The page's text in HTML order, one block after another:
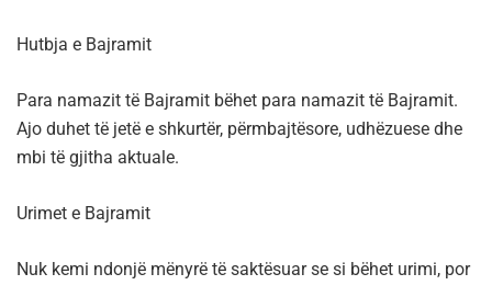
Hutbja e Bajramit
Para namazit të Bajramit bëhet para namazit të Bajramit.
Ajo duhet të jetë e shkurtër, përmbajtësore, udhëzuese dhe
mbi të gjitha aktuale.
Urimet e Bajramit
Nuk kemi ndonjë mënyrë të saktësuar se si bëhet urimi, por